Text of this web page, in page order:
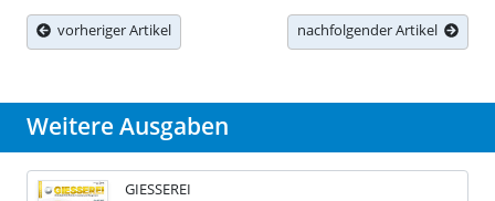
vorheriger Artikel nachfolgender Artikel
Weitere Ausgaben
GIESSEREI